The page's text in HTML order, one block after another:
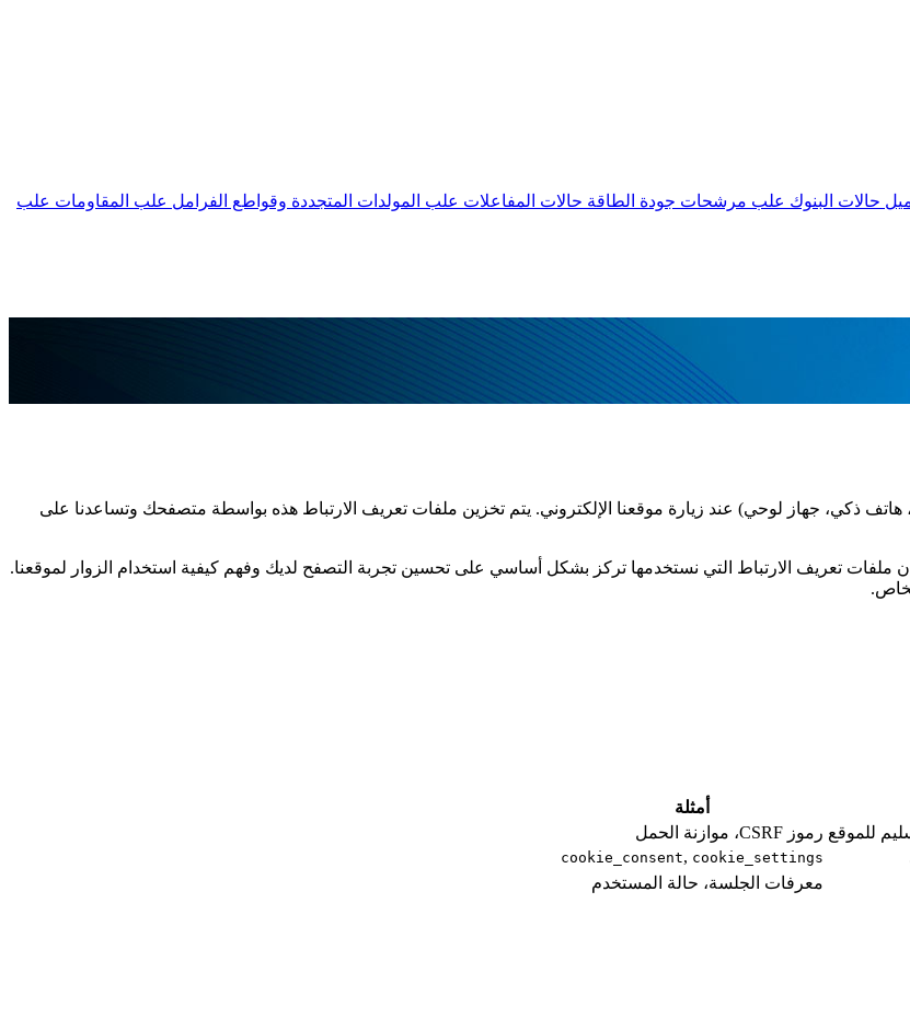
حالات البنوك علب مرشحات جودة الطاقة حالات المفاعلات علب المولدات المتجددة وقواطع الفرامل علب المقاومات علب
ذكي، جهاز لوحي) عند زيارة موقعنا الإلكتروني. يتم تخزين ملفات تعريف الارتباط هذه بواسطة متصفحك وتساعدنا على
ملفات تعريف الارتباط التي نستخدمها تركز بشكل أساسي على تحسين تجربة التصفح لديك وفهم كيفية استخدام الزوار لموقعنا.
أمثلة
للموقع رموز CSRF، موازنة الحمل
cookie_consent, cookie_settings
معرفات الجلسة، حالة المستخدم